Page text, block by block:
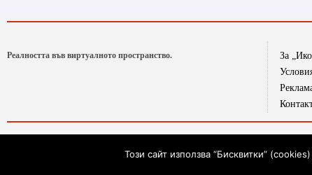
Реалността във виртуалното пространство.
За
Този сайт използва “Бисквитки”